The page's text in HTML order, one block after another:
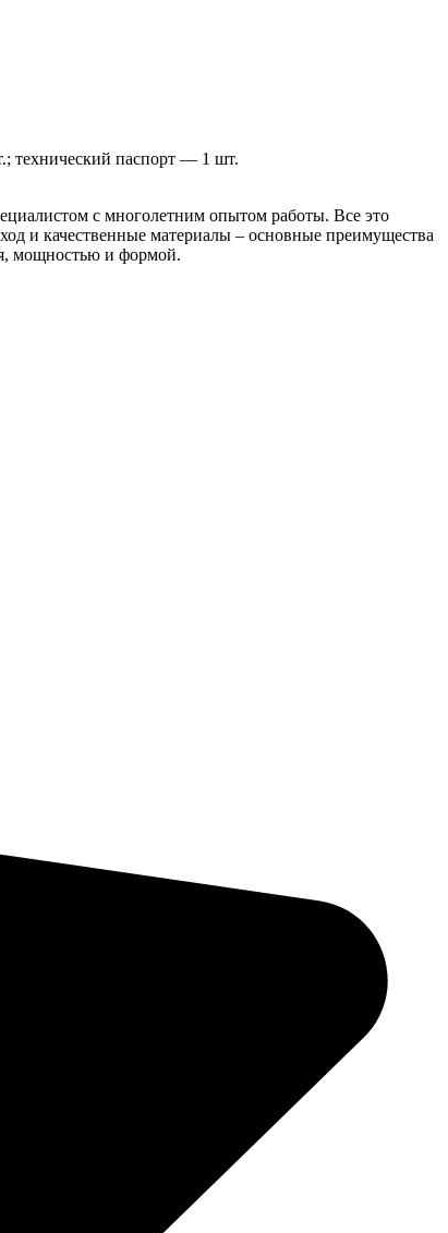
технический паспорт — 1 шт.
с многолетним опытом работы. Все это
и качественные материалы – основные преимущества
мощностью и формой.